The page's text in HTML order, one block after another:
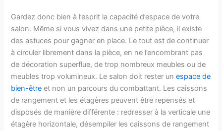
Gardez donc bien à l’esprit la capacité d’espace de votre
salon. Même si vous vivez dans une petite pièce, il existe
des astuces pour gagner en place. Le tout est de continuer
à circuler librement dans la pièce, en ne l’encombrant pas
de décoration superflue, de trop nombreux meubles ou de
meubles trop volumineux. Le salon doit rester unespace de
bien-être et non un parcours du combattant. Les caissons
de rangement et les étagères peuvent être repensés et
disposés de manière différente : redresser à la verticale une
étagère horizontale, désempiler les caissons de rangement